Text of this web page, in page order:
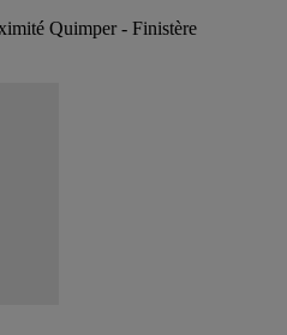
Quimper - Finistère